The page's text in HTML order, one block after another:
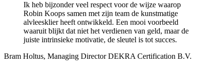
Ik heb bijzonder veel respect voor de wijze waarop
Robin Koops samen met zijn team de kunstmatige
alvleesklier heeft ontwikkeld. Een mooi voorbeeld
waaruit blijkt dat niet het verdienen van geld, maar de
juiste intrinsieke motivatie, de sleutel is tot succes.
Bram Holtus, Managing Director DEKRA Certification B.V.